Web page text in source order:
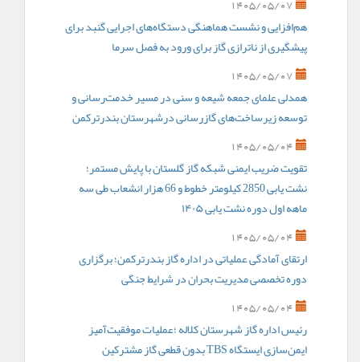
1405/05/07
هم‌افزایی و نشست هماهنگی دستگاه‌های اجرایی گنبد برای
پیشگیری از ناترازی گاز برای ورود به فصل سرما
1405/05/07
همدلی علمای جمعه شیعه و سنی در مسیر خدمت‌رسانی و
توسعه زیرساخت‌های گازرسانی درشهرستان بندرترکمن
1405/05/04
تقویت ضریب ایمنی شبکه گاز گلستان با پایش مستمر؛
نشت یابی 2850 کیلومتر خطوط و 66 هزار انشعاب طی سه
ماهه اول دوره نشت یابی ۱۴۰۵
1405/05/04
ارتقای آمادگی عملیاتی در اداره گاز بندرترکمن؛ برگزاری
دوره تخصصی مدیریت بحران در شرایط جنگی
1405/05/04
رئیس اداره گاز شهرستان کلاله ؛عملیات موفقیت‌آمیز
ایمن‌سازی ایستگاه TBS بدون قطعی گاز مشترکین